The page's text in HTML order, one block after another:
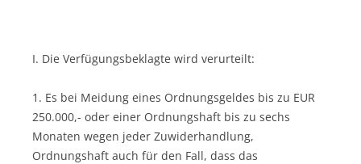
I. Die Verfügungsbeklagte wird verurteilt:
1. Es bei Meidung eines Ordnungsgeldes bis zu EUR
250.000,- oder einer Ordnungshaft bis zu sechs
Monaten wegen jeder Zuwiderhandlung,
Ordnungshaft auch für den Fall, dass das